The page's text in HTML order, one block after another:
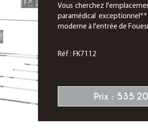
Vous cherchez
paramédical
moderne à l'entrée de
Réf : FK7112
Prix : 535